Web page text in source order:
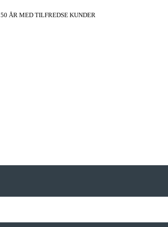
50 ÅR MED TILFREDSE KUNDER